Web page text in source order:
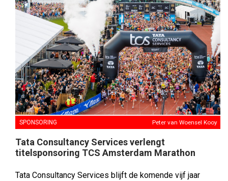
SPONSORING Peter van Woensel Kooy
Tata Consultancy Services verlengt
titelsponsoring TCS Amsterdam Marathon
Tata Consultancy Services blijft de komende vijf jaar